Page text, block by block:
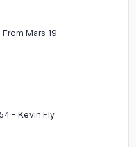
Mars 19
- Kevin Fly